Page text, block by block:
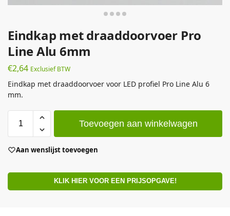
Eindkap met draaddoorvoer Pro
Line Alu 6mm
€2,64 Exclusief BTW
Eindkap met draaddoorvoer voor LED profiel Pro Line Alu 6
mm.
Toevoegen aan winkelwagen
Aan wenslijst toevoegen
KLIK HIER VOOR EEN PRIJSOPGAVE!